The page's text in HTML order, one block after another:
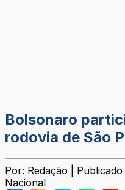
Bolsonaro
rodovia de São
Por: Redação |
Nacional